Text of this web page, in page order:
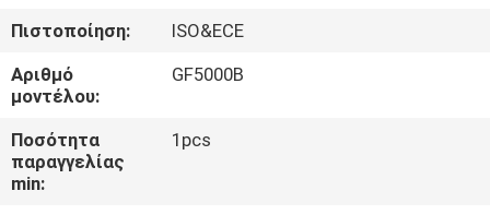
ΓΎΡΟΣ
ΕΡΓΟΣΤΑΣΊΩΝ
ΠΟΙΟΤΙΚΌΣ
ΈΛΕΓΧΟΣ
Πιστοποίηση:
ISO&ECE
Αριθμό
μοντέλου:
GF5000B
Ποσότητα
παραγγελίας
min:
1pcs